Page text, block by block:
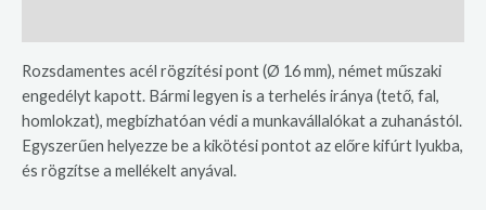
Rozsdamentes acél rögzítési pont (Ø 16 mm), német műszaki
engedélyt kapott. Bármi legyen is a terhelés iránya (tető, fal,
homlokzat), megbízhatóan védi a munkavállalókat a zuhanástól.
Egyszerűen helyezze be a kikötési pontot az előre kifúrt lyukba,
és rögzítse a mellékelt anyával.